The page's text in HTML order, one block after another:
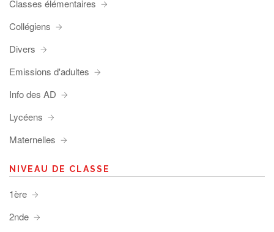
Classes élémentaires
Collégiens
Divers
Emissions d'adultes
Info des AD
Lycéens
Maternelles
NIVEAU DE CLASSE
1ère
2nde